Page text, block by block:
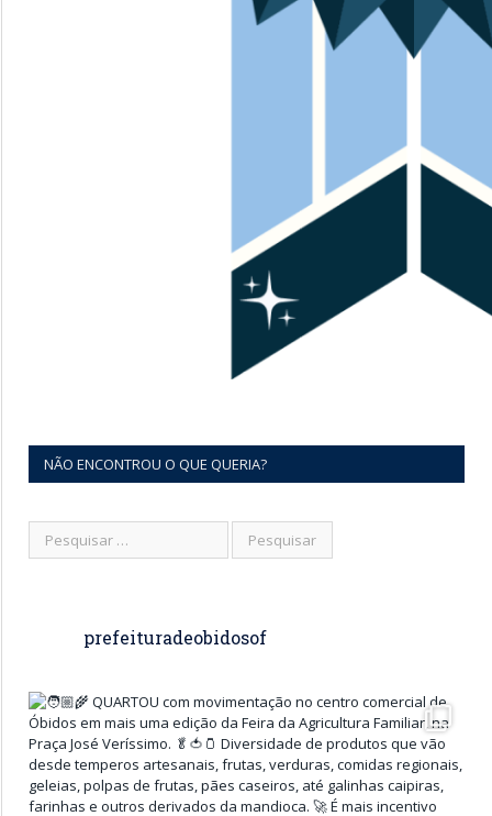
NÃO ENCONTROU O QUE QUERIA?
prefeituradeobidosof